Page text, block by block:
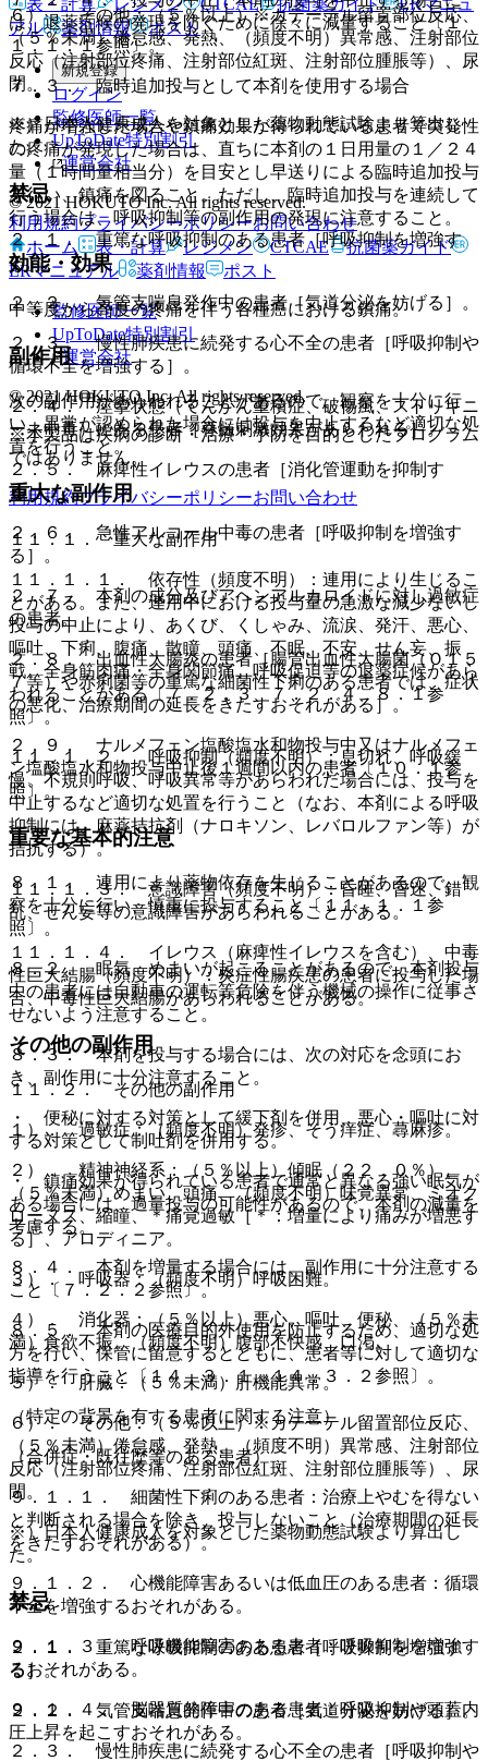
６）． その他：（５％以上）※カテーテル留置部位反応、
（５％未満）倦怠感、発熱、（頻度不明）異常感、注射部位
反応（注射部位疼痛、注射部位紅斑、注射部位腫脹等）、尿
閉。
※）日本人健康成人を対象とした薬物動態試験より算出し
た。
禁忌
２．１． 重篤な呼吸抑制のある患者［呼吸抑制を増強す
る］。
２．２． 気管支喘息発作中の患者［気道分泌を妨げる］。
２．３． 慢性肺疾患に続発する心不全の患者［呼吸抑制や
循環不全を増強する］。
２．４． 痙攣状態（てんかん重積症、破傷風、ストリキニ
ーネ中毒）にある患者［脊髄刺激効果があらわれる］。
２．５． 麻痺性イレウスの患者［消化管運動を抑制す
る］。
２．６． 急性アルコール中毒の患者［呼吸抑制を増強す
る］。
２．７． 本剤の成分及びアヘンアルカロイドに対し過敏症
の患者。
２．８． 出血性大腸炎の患者［腸管出血性大腸菌（Ｏ１５
７等）や赤痢菌等の重篤な細菌性下痢のある患者では、症状
の悪化、治療期間の延長をきたすおそれがある］。
２．９． ナルメフェン塩酸塩水和物投与中又はナルメフェ
ン塩酸塩水和物投与中止後１週間以内の患者〔１０．１参
照〕。
重要な基本的注意
８．１． 連用により薬物依存を生じることがあるので、観
察を十分に行い、慎重に投与すること〔１１．１．１参
照〕。
８．２． 眠気、めまいが起こることがあるので、本剤投与
中の患者には自動車の運転等危険を伴う機械の操作に従事さ
せないよう注意すること。
８．３． 本剤を投与する場合には、次の対応を念頭にお
き、副作用に十分注意すること。
・ 便秘に対する対策として緩下剤を併用、悪心・嘔吐に対
する対策として制吐剤を併用する。
・ 鎮痛効果が得られている患者で通常と異なる強い眠気が
ある場合には、過量投与の可能性があるので、本剤の減量を
考慮する。
８．４． 本剤を増量する場合には、副作用に十分注意する
こと〔７．２．２参照〕。
８．５． 本剤の医療目的外使用を防止するため、適切な処
方を行い、保管に留意するとともに、患者等に対して適切な
指導を行うこと〔１４．３．１、１４．３．２参照〕。
（特定の背景を有する患者に関する注意）
（合併症・既往歴等のある患者）
９．１．１． 細菌性下痢のある患者：治療上やむを得ない
と判断される場合を除き、投与しないこと（治療期間の延長
をきたすおそれがある）。
９．１．２． 心機能障害あるいは低血圧のある患者：循環
不全を増強するおそれがある。
９．１．３． 呼吸機能障害のある患者：呼吸抑制を増強す
るおそれがある。
９．１．４． 脳器質的障害のある患者：呼吸抑制や頭蓋内
圧上昇を起こすおそれがある。
は、退薬症候の発現を防ぐために徐々に減量すること〔１
１．１．１参照〕。
７．３． 臨時追加投与として本剤を使用する場合
疼痛が増強した場合や鎮痛効果が得られている患者で突発性
の疼痛が発現した場合は、直ちに本剤の１日用量の１／２４
量（１時間量相当分）を目安とし早送りによる臨時追加投与
を行い、鎮痛を図ること。ただし、臨時追加投与を連続して
行う場合は、呼吸抑制等の副作用の発現に注意すること。
効能・効果
中等度から高度の疼痛を伴う各種癌における鎮痛。
副作用
次の副作用があらわれることがあるので、観察を十分に行
い、異常が認められた場合には投与を中止するなど適切な処
置を行うこと。
重大な副作用
１１．１． 重大な副作用
１１．１．１． 依存性（頻度不明）：連用により生じるこ
とがある。また、連用中における投与量の急激な減少ないし
投与の中止により、あくび、くしゃみ、流涙、発汗、悪心、
嘔吐、下痢、腹痛、散瞳、頭痛、不眠、不安、せん妄、振
戦、全身筋肉痛・全身関節痛、呼吸促迫等の退薬症候があら
われることがある〔７．２．３、７．２．４、８．１参
照〕。
１１．１．２． 呼吸抑制（頻度不明）：息切れ、呼吸緩
慢、不規則呼吸、呼吸異常等があらわれた場合には、投与を
中止するなど適切な処置を行うこと（なお、本剤による呼吸
抑制には、麻薬拮抗剤（ナロキソン、レバロルファン等）が
拮抗する）。
１１．１．３． 意識障害（頻度不明）：昏睡、昏迷、錯
乱、せん妄等の意識障害があらわれることがある。
１１．１．４． イレウス（麻痺性イレウスを含む）、中毒
性巨大結腸（頻度不明）：炎症性腸疾患の患者に投与した場
合、中毒性巨大結腸があらわれることがある。
その他の副作用
１１．２． その他の副作用
１）． 過敏症：（頻度不明）発疹、そう痒症、蕁麻疹。
２）． 精神神経系：（５％以上）傾眠（２２．０％）、
（５％未満）めまい、頭痛、（頻度不明）味覚異常、ミオク
ローヌス、縮瞳、＊痛覚過敏［＊：増量により痛みが増悪す
る］、アロディニア。
３）． 呼吸器：（頻度不明）呼吸困難。
４）． 消化器：（５％以上）悪心、嘔吐、便秘、（５％未
満）食欲不振、（頻度不明）腹部不快感、口渇。
５）． 肝臓：（５％未満）肝機能異常。
６）． その他：（５％以上）※カテーテル留置部位反応、
（５％未満）倦怠感、発熱、（頻度不明）異常感、注射部位
反応（注射部位疼痛、注射部位紅斑、注射部位腫脹等）、尿
閉。
※）日本人健康成人を対象とした薬物動態試験より算出し
た。
禁忌
２．１． 重篤な呼吸抑制のある患者［呼吸抑制を増強す
る］。
２．２． 気管支喘息発作中の患者［気道分泌を妨げる］。
２．３． 慢性肺疾患に続発する心不全の患者［呼吸抑制や
アル
薬剤情報 ポスト
新規登録
ログイン
監修医師一覧
UpToDate特別割引
運営会社
© 2021 HOKUTO Inc. All rights reserved.
利用規約プライバシーポリシーお問い合わせ
ホーム
表・計算 レジメン CTCAE
抗菌薬ガイド
ERマニュアル
薬剤情報 ポスト
監修医師一覧
UpToDate特別割引
運営会社
© 2021 HOKUTO Inc. All rights reserved.
※本製品は疾病の診断・治療・予防を目的としたプログラム
ではありません。
利用規約プライバシーポリシーお問い合わせ